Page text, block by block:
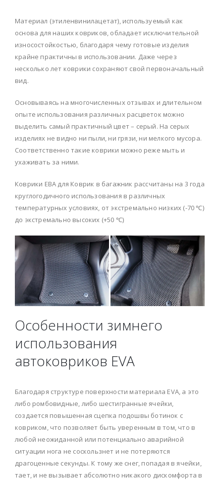
Материал (этиленвинилацетат), используемый как
основа для наших ковриков, обладает исключительной
износостойкостью, благодаря чему готовые изделия
крайне практичны в использовании. Даже через
несколько лет коврики сохраняют свой первоначальный
вид.
Основываясь на многочисленных отзывах и длительном
опыте использования различных расцветок можно
выделить самый практичный цвет – серый. На серых
изделиях не видно ни пыли, ни грязи, ни мелкого мусора.
Соответственно такие коврики можно реже мыть и
ухаживать за ними.
Коврики ЕВА для Коврик в багажник рассчитаны на 3 года
круглогодичного использования в различных
температурных условиях, от экстремально низких (-70 ℃)
до экстремально высоких (+50 ℃)
Особенности зимнего
использования
автоковриков EVA
Благодаря структуре поверхности материала EVA, а это
либо ромбовидные, либо шестигранные ячейки,
создается повышенная сцепка подошвы ботинок с
ковриком, что позволяет быть уверенным в том, что в
любой неожиданной или потенциально аварийной
ситуации нога не соскользнет и не потеряются
драгоценные секунды. К тому же снег, попадая в ячейки,
тает, и не вызывает абсолютно никакого дискомфорта в